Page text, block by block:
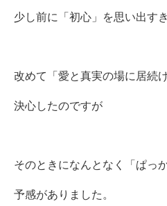
少し前に「初心」を思い出す
改めて「愛と真実の場に居続
決心したのですが
そのときになんとなく「ぱっ
予感がありました。